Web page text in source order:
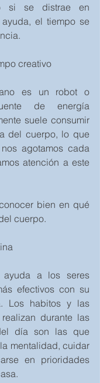
si se distrae en
el tiempo se
creativo
es un robot o
de energía
suele consumir
del cuerpo, lo que
agotamos cada
atención a este
bien en qué
cuerpo.
ayuda a los seres
efectivos con su
Los habitos y las
durante las
día son las que
mentalidad, cuidar
en prioridades